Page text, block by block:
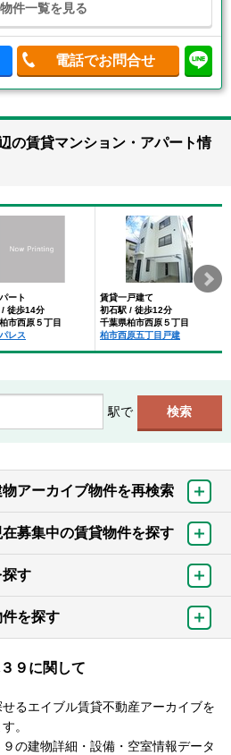
件一覧を見る
電話でお問合せ
の賃貸マンション・アパート情
ート
/ 徒歩14分
市西原５丁目
レス
賃貸一戸建て
初石駅 / 徒歩12分
千葉県柏市西原５丁目
柏市西原五丁目戸建
駅で
アーカイブ物件を再検索
募集中の賃貸物件を探す
す
を探す
９に関して
るエイブル賃貸不動産アーカイブを
。
の建物詳細・設備・空室情報データ